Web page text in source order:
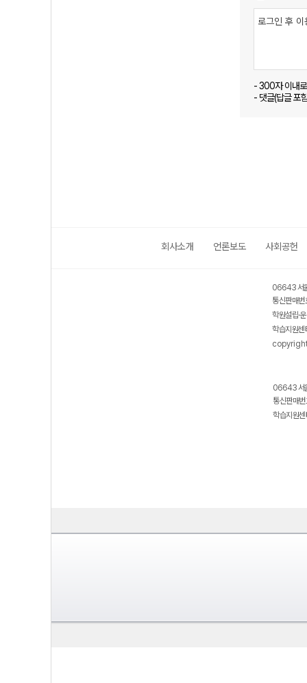
- 300자 이내
- 댓글(답글 포
회사소개 언론보도 사회공헌
06643 서
통신판매
학원설립·
학습지원
06643 서
통신판매
학습지원